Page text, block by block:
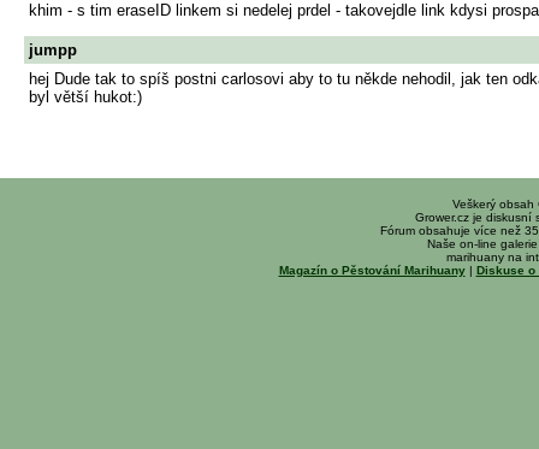
khim - s tim eraseID linkem si nedelej prdel - takovejdle link kdysi
jumpp
hej Dude tak to spíš postni carlosovi aby to tu někde nehodil, jak ten
byl větší hukot:)
Veškerý obsah
Grower.cz je diskusní
Fórum obsahuje více než
Naše on-line
marihuany na
Magazín o Pěstování Marihuany| Diskuse o